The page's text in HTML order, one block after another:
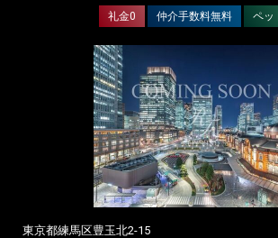
礼金0 仲介手数料無料 ペッ
東京都練馬区豊玉北2-15